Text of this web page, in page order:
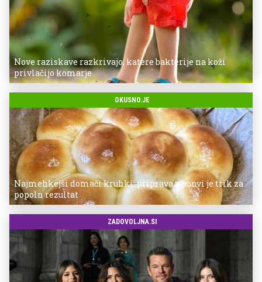
Nove raziskave razkrivajo, katere bakterije na koži
privlačijo komarje
OKUSNO.JE
Najmehkejši domači kruhki: priprava v ponvi je trik za
popoln rezultat
ZADOVOLJNA.SI